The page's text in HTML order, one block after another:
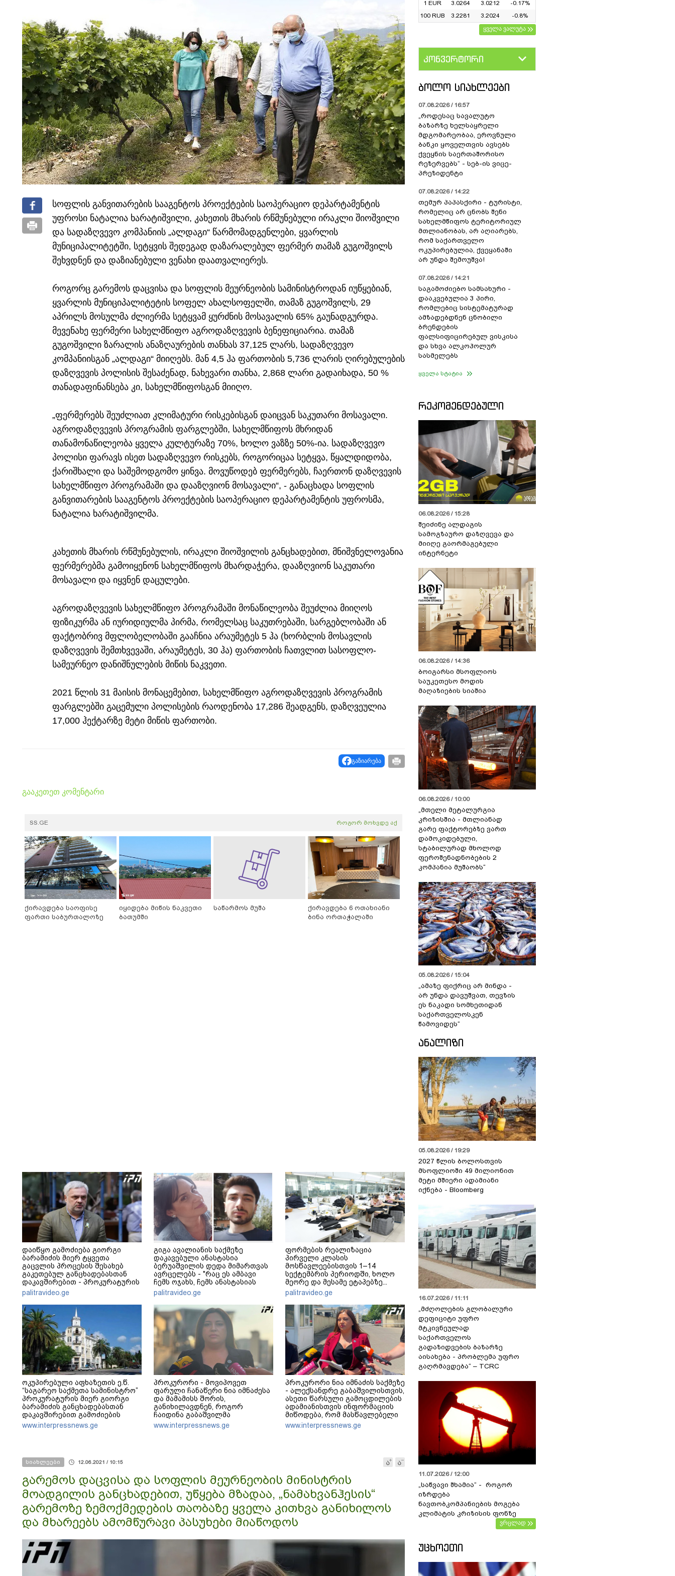
სოფლის განვითარების სააგენტოს პროექტების საოპერაციო დეპარტამენტის
უფროსი ნატალია ხარატიშვილი, კახეთის მხარის რწმუნებული ირაკლი შიოშვილი
და სადაზღვევო კომპანიის „ალდაგი“ წარმომადგენლები, ყვარლის
მუნიციპალიტეტში, სეტყვის შედეგად დაზარალებულ ფერმერ თამაზ გუგოშვილს
შეხვდნენ და დაზიანებული ვენახი დაათვალიერეს.
როგორც გარემოს დაცვისა და სოფლის მეურნეობის სამინისტროდან იუწყებიან,
ყვარლის მუნიციპალიტეტის სოფელ ახალსოფელში, თამაზ გუგოშვილს, 29
აპრილს მოსულმა ძლიერმა სეტყვამ ყურძნის მოსავალის 65% გაუნადგურდა.
მევენახე ფერმერი სახელმწიფო აგროდაზღვევის ბენეფიციარია. თამაზ
გუგოშვილი ზარალის ანაზღაურების თანხას 37,125 ლარს, სადაზღვევო
კომპანიისგან „ალდაგი“ მიიღებს. მან 4,5 ჰა ფართობის 5,736 ლარის ღირებულების
დაზღვევის პოლისის შესაძენად, ნახევარი თანხა, 2,868 ლარი გადაიხადა, 50 %
თანადაფინანსება კი, სახელმწიფოსგან მიიღო.
„ფერმერებს შეუძლიათ კლიმატური რისკებისგან დაიცვან საკუთარი მოსავალი.
აგროდაზღვევის პროგრამის ფარგლებში, სახელმწიფოს მხრიდან
თანამონაწილეობა ყველა კულტურაზე 70%, ხოლო ვაზზე 50%-ია. სადაზღვევო
პოლისი ფარავს ისეთ სადაზღვევო რისკებს, როგორიცაა სეტყვა, წყალდიდობა,
ქარიშხალი და საშემოდგომო ყინვა. მოვუწოდებ ფერმერებს, ჩაერთონ დაზღვევის
სახელმწიფო პროგრამაში და დააზღვიონ მოსავალი“, - განაცხადა სოფლის
განვითარების სააგენტოს პროექტების საოპერაციო დეპარტამენტის უფროსმა,
ნატალია ხარატიშვილმა.
კახეთის მხარის რწმუნებულის, ირაკლი შიოშვილის განცხადებით, მნიშვნელოვანია
ფერმერებმა გამოიყენონ სახელმწიფოს მხარდაჭერა, დააზღვიონ საკუთარი
მოსავალი და იყვნენ დაცულები.
აგროდაზღვევის სახელმწიფო პროგრამაში მონაწილეობა შეუძლია მიიღოს
ფიზიკურმა ან იურიდიულმა პირმა, რომელსაც საკუთრებაში, სარგებლობაში ან
ფაქტობრივ მფლობელობაში გააჩნია არაუმეტეს 5 ჰა (ხორბლის მოსავლის
დაზღვევის შემთხვევაში, არაუმეტეს, 30 ჰა) ფართობის ჩათვლით სასოფლო-
სამეურნეო დანიშნულების მიწის ნაკვეთი.
2021 წლის 31 მაისის მონაცემებით, სახელმწიფო აგროდაზღვევის პროგრამის
ფარგლებში გაცემული პოლისების რაოდენობა 17,286 შეადგენს, დაზღვეულია
17,000 ჰექტარზე მეტი მიწის ფართობი.
გაზიარება
გააკეთეთ კომენტარი
SS.GE როგორ მოხვდე აქ
ქირავდება საოფისე
ფართი საბურთალოზე
იყიდება მიწის ნაკვეთი
ბათუმში
საწარმოს მუშა
ქირავდება 6 ოთახიანი
ბინა ორთაჭალაში
დაიწყო გამოძიება გიორგი
ბარამიძის მიერ ტყვეთა
გაცვლის პროცესის შესახებ
გაკეთებულ განცხადებასთან
დაკავშირებით - პროკურატურის
განცხადება
palitravideo.ge
გიგა ავალიანის საქმეზე
დაკავებული ანასტასია
ბერუაშვილის დედა მიმართვას
ავრცელებს - "რაც ეს ამბავი
ჩემს ოჯახს, ჩემს ანასტასიას
გადახდა თავს, მის მერე მე მე
არ ვარ"
palitravideo.ge
ფორმების რეალიზაცია
პირველი კლასის
მოსწავლეებისთვის 1–14
სექტემბრის პერიოდში, ხოლო
მეორე და მესამე ეტაპებზე...
palitravideo.ge
ოკუპირებული აფხაზეთის ე.წ.
“საგარეო საქმეთა სამინისტრო”
პროკურატურის მიერ გიორგი
ბარამიძის განცხადებასთან
დაკავშირებით გამოძიების
დაწყებას ეხმაურება
www.interpressnews.ge
პროკურორი - მოვიპოვეთ
ფარული ჩანაწერი ნია იმნაძესა
და მამამისს შორის,
განიხილავდნენ, როგორ
ჩაიდინა გაბაშვილმა
დანაშაული - ნიას მამა ამბობს,
რომ არასწორად მოიქცა, თუმცა
www.interpressnews.ge
პროკურორი ნია იმნაძის საქმეზე
- ალექსანდრე გაბაშვილისთვის,
ასეთი წარსული გამოცდილების
ადამიანისთვის ინფორმაციის
მიწოდება, რომ მასწავლებელი
სექსუალურად ავიწროებდა,
ფაქტობრივად, წაქეზება იყო
www.interpressnews.ge
სიახლეები 12.06.2021 / 10:15
გარემოს დაცვისა და სოფლის მეურნეობის მინისტრის
მოადგილის განცხადებით, უწყება მზადაა, „ნამახვანჰესის“
გარემოზე ზემოქმედების თაობაზე ყველა კითხვა განიხილოს
და მხარეებს ამომწურავი პასუხები მიაწოდოს
1 EUR
3.0264 3.0212
-0.17%
100 RUB
3.2281 3.2024
-0.8%
ყველა ვალუტა
კონვერტორი
ᲑᲝᲚᲝ ᲡᲘᲐᲮᲚᲔᲔᲑᲘ
07.08.2026 / 16:57
„როდესაც სავალუტო
ბაზარზე ხელსაყრელი
მდგომარეობაა, ეროვნული
ბანკი ყოველთვის ავსებს
ქვეყნის საერთაშორისო
რეზერვებს“ - სებ-ის ვიცე-
პრეზიდენტი
07.08.2026 / 14:22
თემურ პაპასქირი - ტურისტი,
რომელიც არ ცნობს შენი
სახელმწიფოს ტერიტორიულ
მთლიანობას, არ აღიარებს,
რომ საქართველო
ოკუპირებულია, ქვეყანაში
არ უნდა შემოუშვა!
07.08.2026 / 14:21
საგამოძიებო სამსახური -
დააკვებულია 3 პირი,
რომლებიც სისტემატურად
ამზადებდნენ ცნობილი
ბრენდების
ფალსიფიცირებულ ვისკისა
და სხვა ალკოჰოლურ
სასმელებს
ყველა სტატია
ᲠᲔᲙᲝᲛᲔᲜᲓᲔᲑᲣᲚᲘ
06.08.2026 / 15:28
შეიძინე ალდაგის
სამოგზაურო დაზღვევა და
მიიღე გაორმაგებული
ინტერნეტი
06.08.2026 / 14:36
ბოიგარსი მსოფლიოს
საუკეთესო მოდის
მაღაზიების სიაშია
06.08.2026 / 10:00
„მთელი მეტალურგია
კრიზისშია - მთლიანად
გარე ფაქტორებზე ვართ
დამოკიდებული,
სტაბილურად მხოლოდ
ფეროშენადნობების 2
კომპანია მუშაობს“
05.08.2026 / 15:04
„ამაზე ფიქრიც არ მინდა -
არ უნდა დავუშვათ, თევზის
ეს ნაკადი სომხეთიდან
საქართველოსკენ
წამოვიდეს“
ᲐᲜᲐᲚᲘᲖᲘ
05.08.2026 / 19:29
2027 წლის ბოლოსთვის
მსოფლიოში 49 მილიონით
მეტი მშიერი ადამიანი
იქნება - Bloomberg
16.07.2026 / 11:11
„მძღოლების გლობალური
დეფიციტი უფრო
მტკივნეულად
საქართველოს
გადაზიდვების ბაზარზე
აისახება - პრობლემა უფრო
გაღრმავდება“ – TCRC
11.07.2026 / 12:00
„საწვავი შხამია“ - როგორ
იზრდება
ნავთობკომპანიების მოგება
კლიმატის კრიზისის ფონზე
ვრცლად
ᲣᲪᲮᲝᲔᲗᲘ